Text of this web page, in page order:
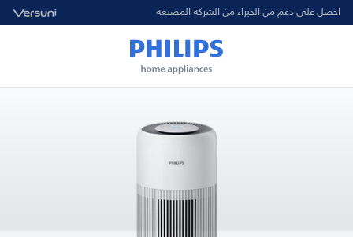
احصل على دعم من الخبراء من الشركة المصنعة